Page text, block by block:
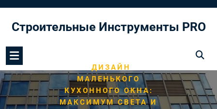
содержимому
Строительные Инструменты PRO
ДИЗАЙН
МАЛЕНЬКОГО
КУХОННОГО ОКНА:
МАКСИМУМ СВЕТА И